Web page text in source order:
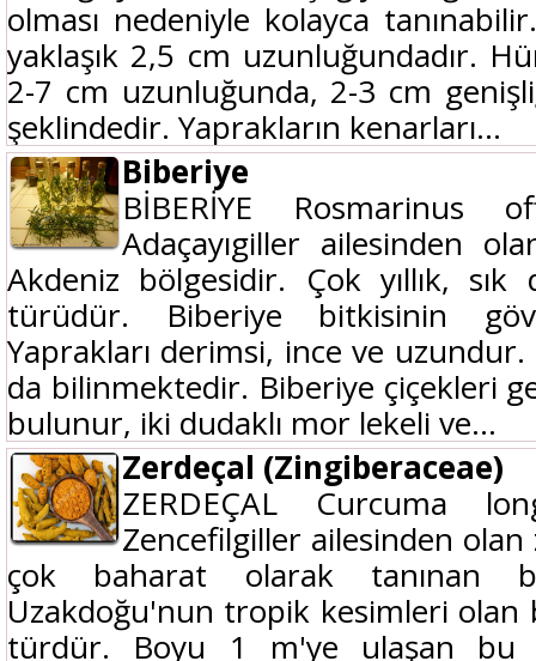
olması nedeniyle kolayca
yaklaşık 2,5 cm uzunluğundadır.
2-7 cm uzunluğunda, 2-3 cm
şeklindedir. Yaprakların kenarları...
Biberiye
BİBERİYE Rosmarinus
Adaçayıgiller ailesinden
Akdeniz bölgesidir. Çok yıllık, sık
türüdür. Biberiye bitkisinin
Yaprakları derimsi, ince ve
da bilinmektedir. Biberiye çiçekleri
bulunur, iki dudaklı mor lekeli ve...
Zerdeçal (Zingiberaceae)
ZERDEÇAL Curcuma
Zencefilgiller ailesinden
çok baharat olarak tanınan
Uzakdoğu'nun tropik kesimleri
türdür. Boyu 1 m'ye ulaşan bu